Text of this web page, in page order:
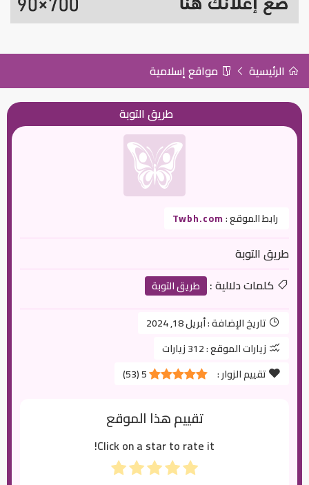
الرئيسية مواقع إسلامية
طريق التوبة
رابط الموقع :Twbh.com
طريق التوبة
كلمات دلالية :
طريق التوبة
تاريخ الإضافة :أبريل 18, 2024
زيارات الموقع :312 زيارات
تقييم الزوار :
5
(
53
)
تقييم هذا الموقع
Click on a star to rate it!